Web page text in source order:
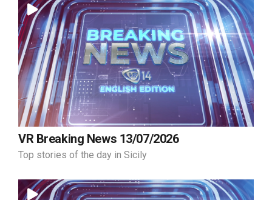
VR Breaking News 13/07/2026
Top stories of the day in Sicily